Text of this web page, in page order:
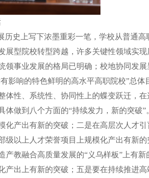
史上写下浓墨重彩一笔，学校从普通高
型院校转型跨越，许多关键性领域实
事业发展的格局已明确；校地协同发
影响的特色鲜明的高水平高职院校”总体
性、系统性、协同性上的蝶变跃迁，
做到八个方面的“持续发力，新的突破”
化产出有新的突破；二是在高层次人才
以上人才荣誉项目上规模化产出有新
教融合高质量发展的“义乌样板”上有新
出上有新的突破；五是要在持续推进